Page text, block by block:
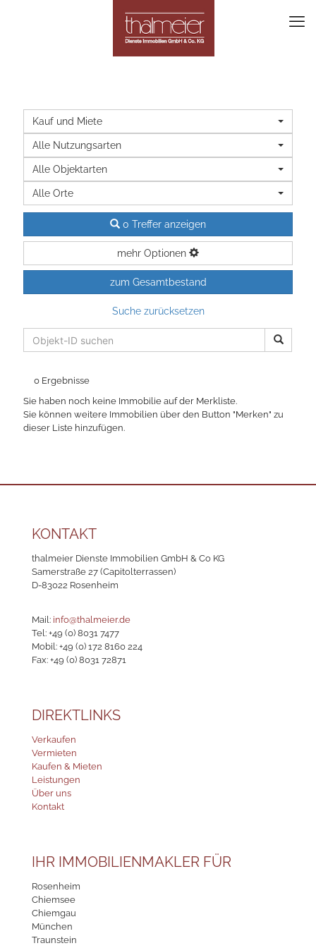
Kauf und Miete
Alle Nutzungsarten
Alle Objektarten
Alle Orte
0 Treffer anzeigen
mehr Optionen
zum Gesamtbestand
Suche zurücksetzen
0 Ergebnisse
Sie haben noch keine Immobilie auf der Merkliste.
Sie können weitere Immobilien über den Button "Merken" zu
dieser Liste hinzufügen.
KONTAKT
thalmeier Dienste Immobilien GmbH & Co KG
Samerstraße 27 (Capitolterrassen)
D-83022 Rosenheim
Mail: info@thalmeier.de
Tel: +49 (0) 8031 7477
Mobil: +49 (0) 172 8160 224
Fax: +49 (0) 8031 72871
DIREKTLINKS
Verkaufen
Vermieten
Kaufen & Mieten
Leistungen
Über uns
Kontakt
IHR IMMOBILIENMAKLER FÜR
Rosenheim
Chiemsee
Chiemgau
München
Traunstein